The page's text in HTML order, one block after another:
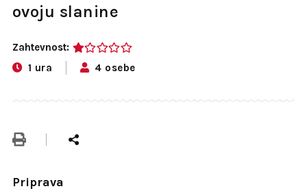
ovoju slanine
Zahtevnost:
1 ura 4 osebe
Priprava